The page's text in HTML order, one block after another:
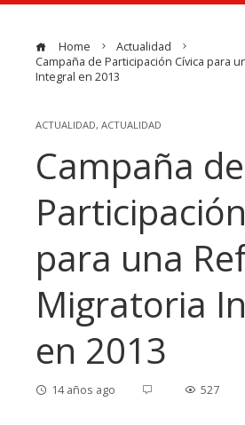
Home
Actualidad
Campaña de Participación Cívica para
Integral en 2013
ACTUALIDAD, ACTUALIDAD
Campaña de
para una
Migratoria
en 2013
14 años ago 527